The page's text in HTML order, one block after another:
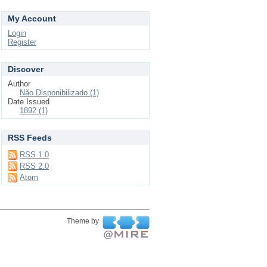
My Account
Login
Register
Discover
Author
Não Disponibilizado (1)
Date Issued
1892 (1)
RSS Feeds
RSS 1.0
RSS 2.0
Atom
Theme by